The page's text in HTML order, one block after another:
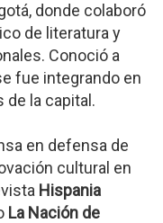
donde colaboró
de literatura y
Conoció a
fue integrando en
la capital.
en defensa de
cultural en
Hispania
La Nación de